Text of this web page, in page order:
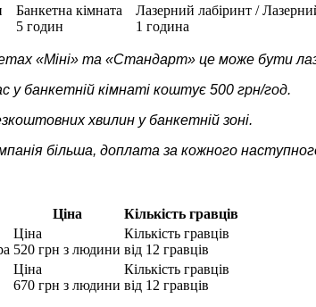
Банкетна кімната
5 годин
Лазерний лабіринт /
1 година
«Міні» та «Стандарт» це може бути
банкетній кімнаті коштує 500 грн/год.
хвилин у банкетній зоні.
більша, доплата за кожного
Ціна
Кількість гравців
Ціна
520 грн з людини
Кількість гравців
від 12 гравців
Ціна
670 грн з людини
Кількість гравців
від 12 гравців